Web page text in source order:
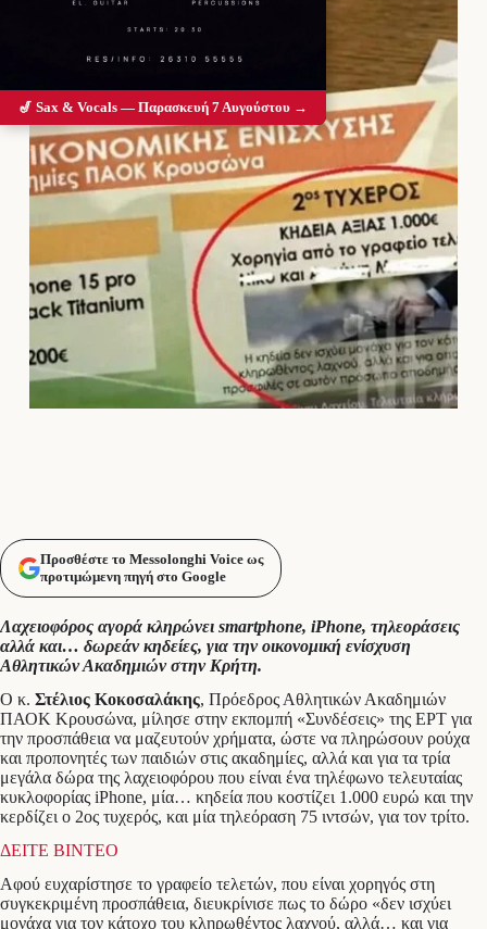
Προσθέστε το Messolonghi Voice ως
προτιμώμενη πηγή στο Google
Λαχειοφόρος αγορά κληρώνει smartphone, iPhone, τηλεοράσεις
αλλά και… δωρεάν κηδείες, για την οικονομική ενίσχυση
Αθλητικών Ακαδημιών στην Κρήτη.
Ο κ. Στέλιος Κοκοσαλάκης, Πρόεδρος Αθλητικών Ακαδημιών
ΠΑΟΚ Κρουσώνα, μίλησε στην εκπομπή «Συνδέσεις» της ΕΡΤ για
την προσπάθεια να μαζευτούν χρήματα, ώστε να πληρώσουν ρούχα
και προπονητές των παιδιών στις ακαδημίες, αλλά και για τα τρία
μεγάλα δώρα της λαχειοφόρου που είναι ένα τηλέφωνο τελευταίας
κυκλοφορίας iPhone, μία… κηδεία που κοστίζει 1.000 ευρώ και την
κερδίζει ο 2ος τυχερός, και μία τηλεόραση 75 ιντσών, για τον τρίτο.
ΔΕΙΤΕ ΒΙΝΤΕΟ
Αφού ευχαρίστησε το γραφείο τελετών, που είναι χορηγός στη
συγκεκριμένη προσπάθεια, διευκρίνισε πως το δώρο «δεν ισχύει
μονάχα για τον κάτοχο του κληρωθέντος λαχνού, αλλά… και για
🎷 Sax & Vocals — Παρασκευή 7 Αυγούστου →